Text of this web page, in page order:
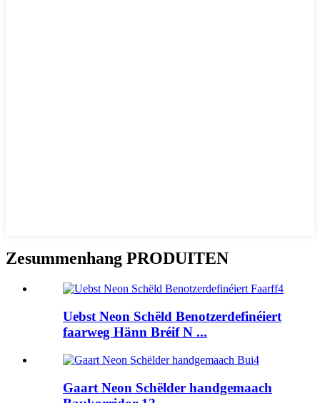
Zesummenhang PRODUITEN
Uebst Neon Schëld Benotzerdefinéiert
faarweg Hänn Bréif N ...
Gaart Neon Schëlder handgemaach